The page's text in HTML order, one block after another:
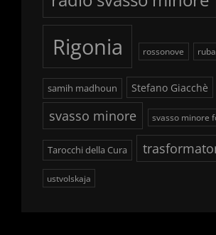
Rigonia rossonove
samih madhoun Stefano Giacchè
svasso minore svasso minore
Tarocchi della Cura
ustvolskaja